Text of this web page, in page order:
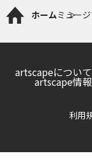
ホームミュー
artscapeについて
artscape情
利用